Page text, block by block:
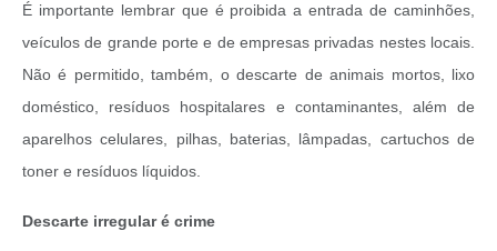
É importante lembrar que é proibida a entrada de caminhões,
veículos de grande porte e de empresas privadas nestes locais.
Não é permitido, também, o descarte de animais mortos, lixo
doméstico, resíduos hospitalares e contaminantes, além de
aparelhos celulares, pilhas, baterias, lâmpadas, cartuchos de
toner e resíduos líquidos.
Descarte irregular é crime